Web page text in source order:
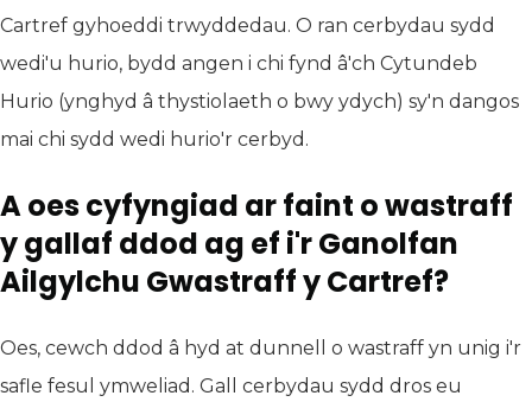
Cartref gyhoeddi trwyddedau. O ran cerbydau sydd
wedi'u hurio, bydd angen i chi fynd â'ch Cytundeb
Hurio (ynghyd â thystiolaeth o bwy ydych) sy'n dangos
mai chi sydd wedi hurio'r cerbyd.
A oes cyfyngiad ar faint o wastraff
y gallaf ddod ag ef i'r Ganolfan
Ailgylchu Gwastraff y Cartref?
Oes, cewch ddod â hyd at dunnell o wastraff yn unig i'r
safle fesul ymweliad. Gall cerbydau sydd dros eu